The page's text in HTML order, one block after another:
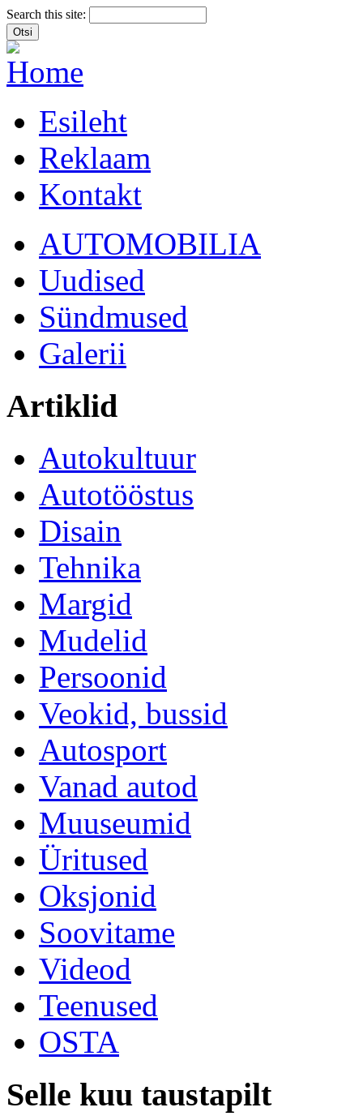
Search this site:
Esileht
Reklaam
Kontakt
AUTOMOBILIA
Uudised
Sündmused
Galerii
Artiklid
Autokultuur
Autotööstus
Disain
Tehnika
Margid
Mudelid
Persoonid
Veokid, bussid
Autosport
Vanad autod
Muuseumid
Üritused
Oksjonid
Soovitame
Videod
Teenused
OSTA
Selle kuu taustapilt